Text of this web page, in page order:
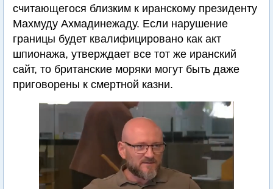
считающегося близким к иранскому президенту
Махмуду Ахмадинежаду. Если нарушение
границы будет квалифицировано как акт
шпионажа, утверждает все тот же иранский
сайт, то британские моряки могут быть даже
приговорены к смертной казни.